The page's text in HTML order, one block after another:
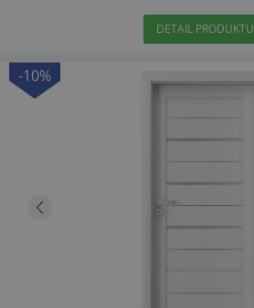
DETAIL PRODUKTU
-10%